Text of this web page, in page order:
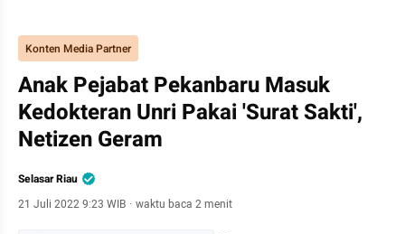
Konten Media Partner
Anak Pejabat Pekanbaru Masuk
Kedokteran Unri Pakai 'Surat Sakti',
Netizen Geram
Selasar Riau
21 Juli 2022 9:23 WIB · waktu baca 2 menit